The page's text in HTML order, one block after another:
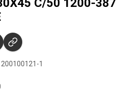
C/50 1200-387
1